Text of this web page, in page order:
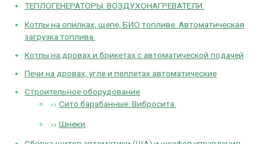
ТЕПЛОГЕНЕРАТОРЫ. ВОЗДУХОНАГРЕВАТЕЛИ.
Котлы на опилках, щепе, БИО топливе. Автоматическая
загрузка топлива.
Котлы на дровах и брикетах с автоматической подачей
Печи на дровах, угле и пеллетах автоматические
Строительное оборудование
Сито барабанные. Вибросита.
Шнеки